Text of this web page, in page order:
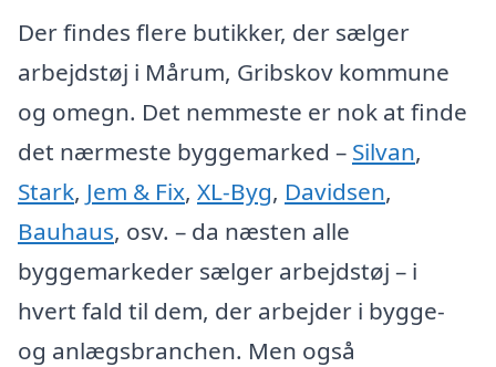
Der findes flere butikker, der sælger
arbejdstøj i Mårum, Gribskov kommune
og omegn. Det nemmeste er nok at finde
det nærmeste byggemarked – Silvan,
Stark, Jem & Fix, XL-Byg, Davidsen,
Bauhaus, osv. – da næsten alle
byggemarkeder sælger arbejdstøj – i
hvert fald til dem, der arbejder i bygge-
og anlægsbranchen. Men også